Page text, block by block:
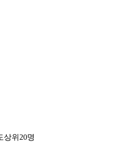
상위20명